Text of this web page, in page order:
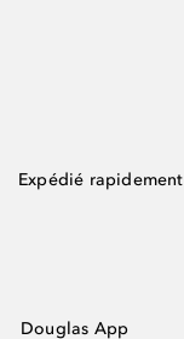
Expédié rapidement
Douglas App